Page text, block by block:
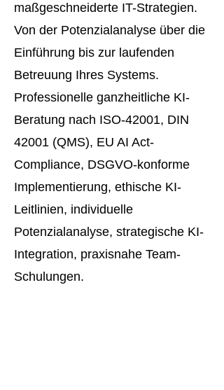
maßgeschneiderte IT-Strategien.
Von der Potenzialanalyse über die
Einführung bis zur laufenden
Betreuung Ihres Systems.
Professionelle ganzheitliche KI-
Beratung nach ISO-42001, DIN
42001 (QMS), EU AI Act-
Compliance, DSGVO-konforme
Implementierung, ethische KI-
Leitlinien, individuelle
Potenzialanalyse, strategische KI-
Integration, praxisnahe Team-
Schulungen.